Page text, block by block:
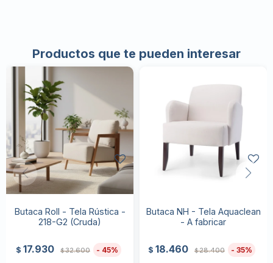
Productos que te pueden interesar
Butaca Roll - Tela Rústica -
218-G2 (Cruda)
$ 17.930 $32.600 45
Butaca NH - Tela Aquaclean
- A fabricar
$ 18.460 $28.400 35